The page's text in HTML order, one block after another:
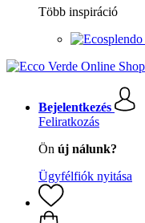
Több inspiráció
Bejelentkezés
Feliratkozás
Ön új nálunk?
Ügyfélfiók nyitása